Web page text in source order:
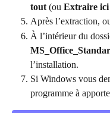
tout (ou Extraire ici
Après l’extraction,
À l’intérieur du
l’installation.
Si Windows vous
programme à